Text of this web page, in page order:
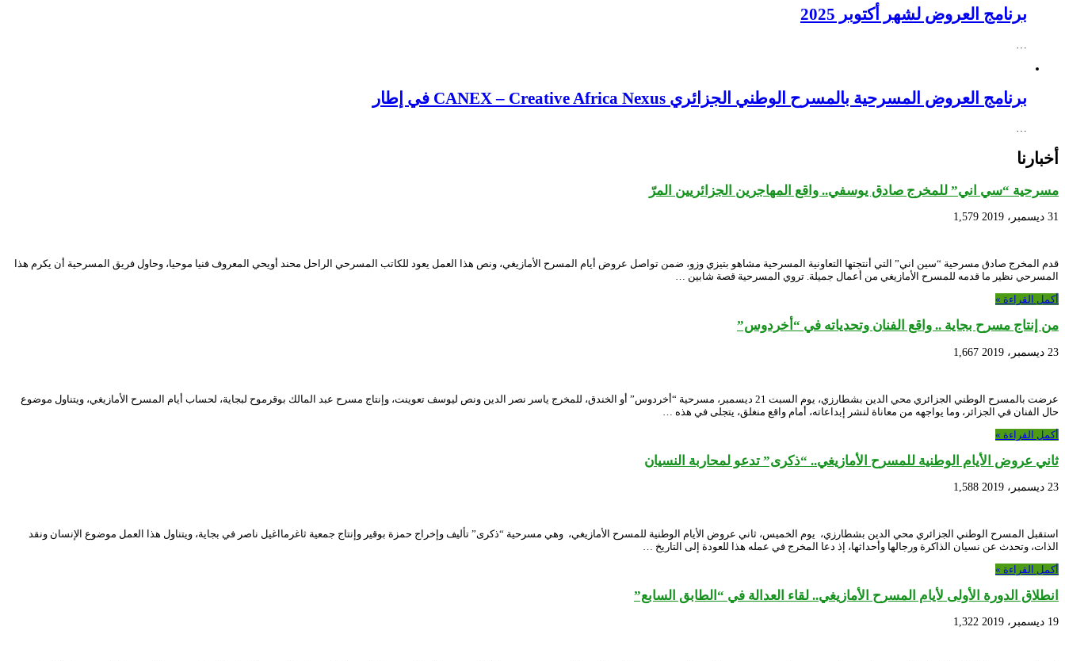
برنامج العروض لشهر أكتوبر 2025
برنامج العروض المسرحية بالمسرح الوطني الجزائري CANEX – Creative Africa Nexus في إطار
…
أخبارنا
مسرحية “سي اني” للمخرج صادق يوسفي.. واقع المهاجرين الجزائريين المرّ
31 ديسمبر، 2019 1,579
قدم المخرج صادق مسرحية “سين اني” التي أنتجتها التعاونية المسرحية مشاهو بتيزي وزو، ضمن تواصل عروض أيام المسرح الأمازيغي، ونص هذا العمل يعود للكاتب المسرحي الراحل محند أويحي المعروف فنيا موحيا، وحاول فريق المسرحية أن يكرم هذا
المسرحي نظير ما قدمه للمسرح الأمازيغي من أعمال جميلة. تروي المسرحية قصة شابين …
أكمل القراءة »
من إنتاج مسرح بجاية .. واقع الفنان وتحدياته في “أخردوس”
23 ديسمبر، 2019 1,667
عرضت بالمسرح الوطني الجزائري محي الدين بشطارزي، يوم السبت 21 ديسمبر، مسرحية “أخردوس” أو الخندق، للمخرج ياسر نصر الدين ونص ليوسف تعوينت، وإنتاج مسرح عبد المالك بوقرموح لبجاية، لحساب أيام المسرح الأمازيغي، ويتناول موضوع
حال الفنان في الجزائر، وما يواجهه من معاناة لنشر إبداعاته، أمام واقع منغلق، يتجلى في هذه …
أكمل القراءة »
ثاني عروض الأيام الوطنية للمسرح الأمازيغي.. “ذكرى” تدعو لمحاربة النسيان
23 ديسمبر، 2019 1,588
استقبل المسرح الوطني الجزائري محي الدين بشطارزي، يوم الخميس، ثاني عروض الأيام الوطنية للمسرح الأمازيغي، وهي مسرحية “ذكرى” تأليف وإخراج حمزة بوقير وإنتاج جمعية ثاغرمااغيل ناصر في بجاية، ويتناول هذا العمل موضوع الإنسان ونقد
الذات، وتحدث عن نسيان الذاكرة ورجالها وأحداثها، إذ دعا المخرج في عمله هذا للعودة إلى التاريخ …
أكمل القراءة »
انطلاق الدورة الأولى لأيام المسرح الأمازيغي.. لقاء العدالة في “الطابق السابع”
19 ديسمبر، 2019 1,322